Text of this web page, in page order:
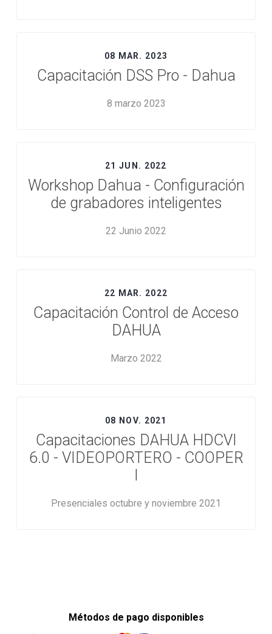
08 MAR. 2023
Capacitación DSS Pro - Dahua
8 marzo 2023
21 JUN. 2022
Workshop Dahua - Configuración
de grabadores inteligentes
22 Junio 2022
22 MAR. 2022
Capacitación Control de Acceso
DAHUA
Marzo 2022
08 NOV. 2021
Capacitaciones DAHUA HDCVI
6.0 - VIDEOPORTERO - COOPER
I
Presenciales octubre y noviembre 2021
Métodos de pago disponibles